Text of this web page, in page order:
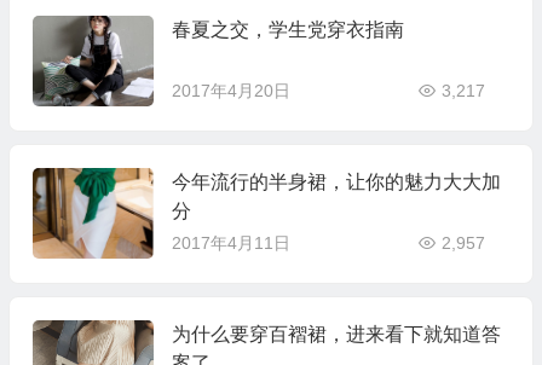
春夏之交，学生党穿衣指南
2017年4月20日 3,217
今年流行的半身裙，让你的魅力大大加
分
2017年4月11日 2,957
为什么要穿百褶裙，进来看下就知道答